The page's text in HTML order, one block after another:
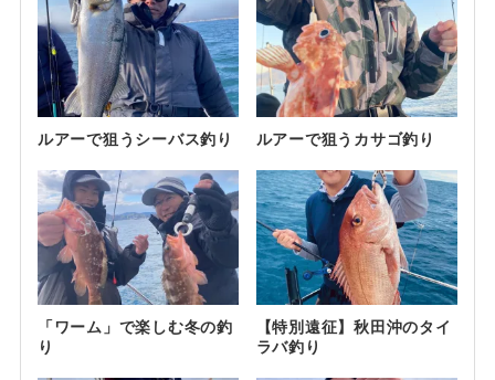
ルアーで狙うシーバス釣り ルアーで狙うカサゴ釣り
「ワーム」で楽しむ冬の釣
り
【特別遠征】秋田沖のタイ
ラバ釣り